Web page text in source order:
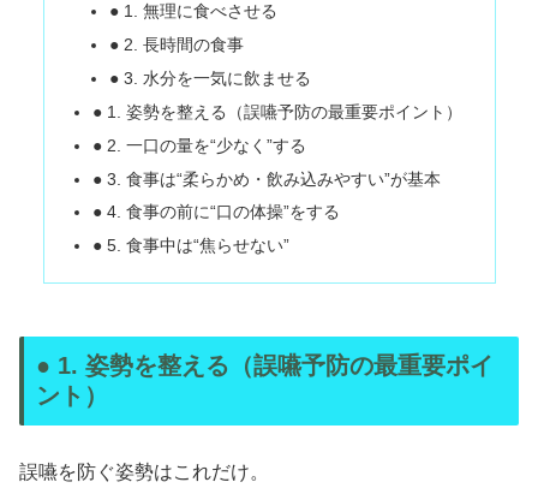
● 1. 無理に食べさせる
● 2. 長時間の食事
● 3. 水分を一気に飲ませる
● 1. 姿勢を整える（誤嚥予防の最重要ポイント）
● 2. 一口の量を“少なく”する
● 3. 食事は“柔らかめ・飲み込みやすい”が基本
● 4. 食事の前に“口の体操”をする
● 5. 食事中は“焦らせない”
● 1. 姿勢を整える（誤嚥予防の最重要ポイ
ント）
誤嚥を防ぐ姿勢はこれだけ。